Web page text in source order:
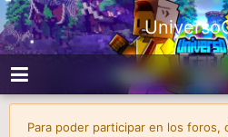
Para poder participar en los foros,